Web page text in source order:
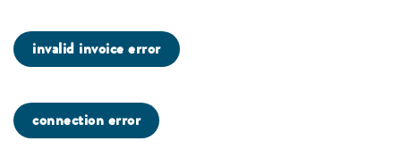
invalid invoice error
connection error